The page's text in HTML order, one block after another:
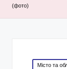
(фото)
Posted
Місто та